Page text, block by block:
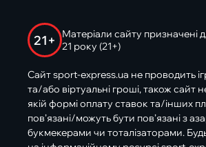
21+
Матеріали сайту призначені
21 року (21+)
Сайт sport-express.ua не проводить
та/або віртуальні гроші, також сайт
якій формі оплату ставок та/інших
пов’язані/можуть бути пов’язані з
букмекерами чи тоталізаторами.